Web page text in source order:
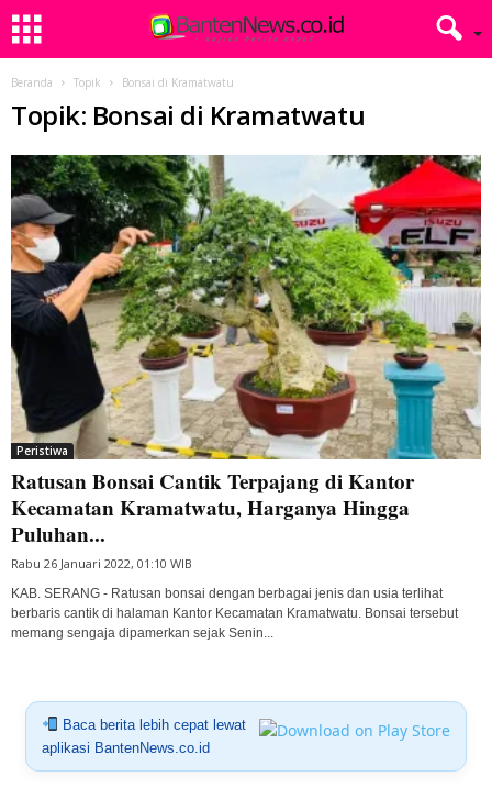
Beranda Topik Bonsai di Kramatwatu
Topik: Bonsai di Kramatwatu
Peristiwa
Ratusan Bonsai Cantik Terpajang di Kantor
Kecamatan Kramatwatu, Harganya Hingga
Puluhan...
Rabu 26 Januari 2022, 01:10 WIB
KAB. SERANG - Ratusan bonsai dengan berbagai jenis dan usia terlihat
berbaris cantik di halaman Kantor Kecamatan Kramatwatu. Bonsai tersebut
memang sengaja dipamerkan sejak Senin...
Baca berita lebih cepat lewat
aplikasi BantenNews.co.id